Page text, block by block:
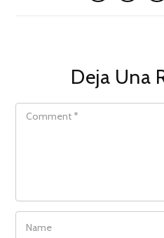
Deja Una
COMMENT
NAME